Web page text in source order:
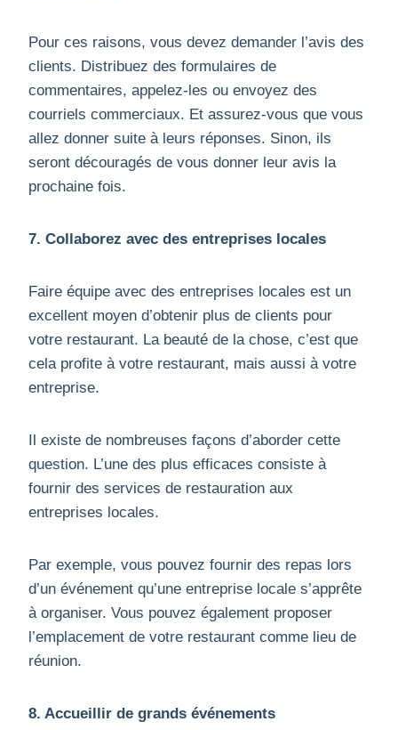
Pour ces raisons, vous devez demander l’avis des
clients. Distribuez des formulaires de
commentaires, appelez-les ou envoyez des
courriels commerciaux. Et assurez-vous que vous
allez donner suite à leurs réponses. Sinon, ils
seront découragés de vous donner leur avis la
prochaine fois.
7. Collaborez avec des entreprises locales
Faire équipe avec des entreprises locales est un
excellent moyen d’obtenir plus de clients pour
votre restaurant. La beauté de la chose, c’est que
cela profite à votre restaurant, mais aussi à votre
entreprise.
Il existe de nombreuses façons d’aborder cette
question. L’une des plus efficaces consiste à
fournir des services de restauration aux
entreprises locales.
Par exemple, vous pouvez fournir des repas lors
d’un événement qu’une entreprise locale s’apprête
à organiser. Vous pouvez également proposer
l’emplacement de votre restaurant comme lieu de
réunion.
8. Accueillir de grands événements